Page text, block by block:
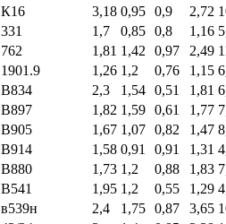
К16 3,18 0,95 0,9 2,72
331 1,7 0,85 0,8 1,16
762 1,81 1,42 0,97 2,49
1901.9 1,26 1,2 0,76 1,15
В834 2,3 1,54 0,51 1,81
В897 1,82 1,59 0,61 1,77
В905 1,67 1,07 0,82 1,47
В914 1,58 0,91 0,91 1,31
В880 1,73 1,2 0,88 1,83
В541 1,95 1,2 0,55 1,29
в539н 2,4 1,75 0,87 3,65